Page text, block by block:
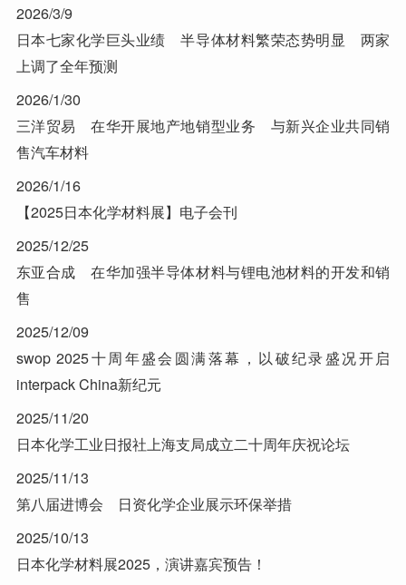
2026/3/9
日本七家化学巨头业绩 半导体材料繁荣态势明显 两家
上调了全年预测
2026/1/30
三洋贸易 在华开展地产地销型业务 与新兴企业共同销
售汽车材料
2026/1/16
【2025日本化学材料展】电子会刊
2025/12/25
东亚合成 在华加强半导体材料与锂电池材料的开发和销
售
2025/12/09
swop 2025十周年盛会圆满落幕，以破纪录盛况开启
interpack China新纪元
2025/11/20
日本化学工业日报社上海支局成立二十周年庆祝论坛
2025/11/13
第八届进博会 日资化学企业展示环保举措
2025/10/13
日本化学材料展2025，演讲嘉宾预告！